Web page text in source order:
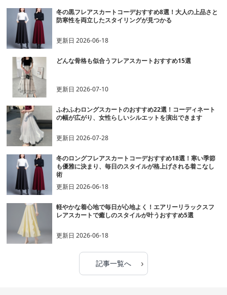
冬の黒フレアスカートコーデおすすめ8選！大人の上品さと
防寒性を両立したスタイリングが見つかる
更新日2026-06-18
どんな骨格も似合うフレアスカートおすすめ15選
更新日2026-07-10
ふわふわロングスカートのおすすめ22選！コーディネート
の幅が広がり、女性らしいシルエットを演出できます
更新日2026-07-28
冬のロングフレアスカートコーデおすすめ18選！寒い季節
も優雅に決まり、毎日のスタイルが格上げされる着こなし
術
更新日2026-06-18
軽やかな着心地で毎日が心地よく！エアリーリラックスフ
レアスカートで癒しのスタイルが叶うおすすめ5選
更新日2026-06-18
記事一覧へ ›